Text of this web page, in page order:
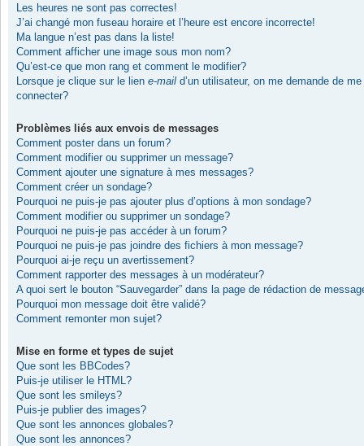
Les heures ne sont pas correctes!
J’ai changé mon fuseau horaire et l’heure est encore incorrecte!
Ma langue n’est pas dans la liste!
Comment afficher une image sous mon nom?
Qu’est-ce que mon rang et comment le modifier?
Lorsque je clique sur le lien e-mail d’un utilisateur, on me demande de me
connecter?
Problèmes liés aux envois de messages
Comment poster dans un forum?
Comment modifier ou supprimer un message?
Comment ajouter une signature à mes messages?
Comment créer un sondage?
Pourquoi ne puis-je pas ajouter plus d’options à mon sondage?
Comment modifier ou supprimer un sondage?
Pourquoi ne puis-je pas accéder à un forum?
Pourquoi ne puis-je pas joindre des fichiers à mon message?
Pourquoi ai-je reçu un avertissement?
Comment rapporter des messages à un modérateur?
A quoi sert le bouton “Sauvegarder” dans la page de rédaction de
Pourquoi mon message doit être validé?
Comment remonter mon sujet?
Mise en forme et types de sujet
Que sont les BBCodes?
Puis-je utiliser le HTML?
Que sont les smileys?
Puis-je publier des images?
Que sont les annonces globales?
Que sont les annonces?